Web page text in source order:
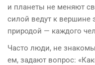
и планеты не меняют
силой ведут к
природой — каждого
Часто люди, не
ем, задают вопрос: